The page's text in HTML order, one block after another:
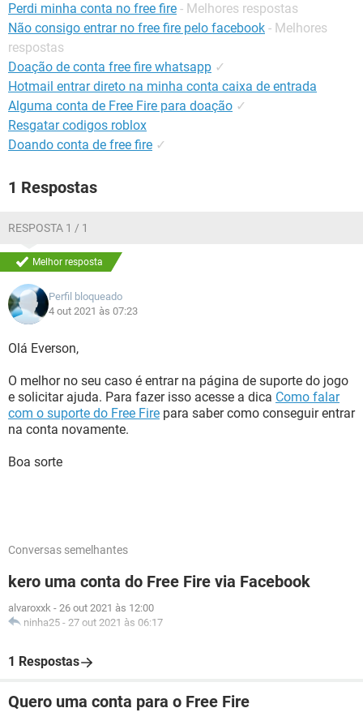
Perdi minha conta no free fire - Melhores respostas
Não consigo entrar no free fire pelo facebook - Melhores
respostas
Doação de conta free fire whatsapp ✓
Hotmail entrar direto na minha conta caixa de entrada
Alguma conta de Free Fire para doação ✓
Resgatar codigos roblox
Doando conta de free fire ✓
1 Respostas
RESPOSTA 1 / 1
Melhor resposta
Perfil bloqueado
4 out 2021 às 07:23
Olá Everson,
O melhor no seu caso é entrar na página de suporte do jogo
e solicitar ajuda. Para fazer isso acesse a dica Como falar
com o suporte do Free Fire para saber como conseguir entrar
na conta novamente.
Boa sorte
Conversas semelhantes
kero uma conta do Free Fire via Facebook
alvaroxxk - 26 out 2021 às 12:00
ninha25 - 27 out 2021 às 06:17
1 Respostas
Quero uma conta para o Free Fire